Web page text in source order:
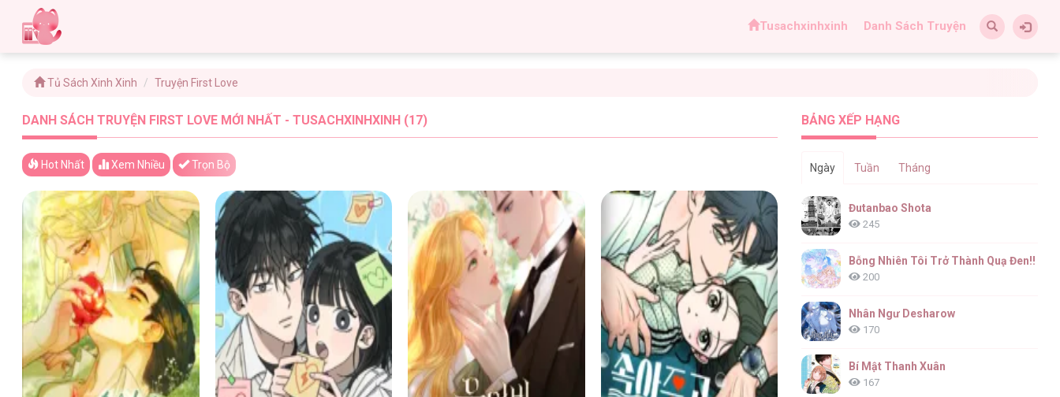
Tusachxinhxinh Danh Sách Truyện
Tủ Sách Xinh Xinh Truyện First Love
DANH SÁCH TRUYỆN FIRST LOVE MỚI NHẤT - TUSACHXINHXINH (17)
Hot Nhất Xem Nhiều Trọn Bộ
BẢNG XẾP HẠNG
Ngày Tuần Tháng
Đutanbao Shota
245
Bỗng Nhiên Tôi Trở Thành Quạ Đen!!
200
Nhân Ngư Desharow
170
Bí Mật Thanh Xuân
167